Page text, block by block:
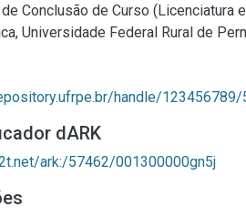
Conclusão de Curso (Licenciatura
Universidade Federal Rural de
handle/123456789/
dARK
ark:/57462/001300000gn5j